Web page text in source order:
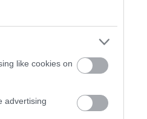
like cookies on
advertising
(1) CAPEX (1)
Insights 1
Celitron Medical
CellCure (
microprocessor
chip )
) címkézés